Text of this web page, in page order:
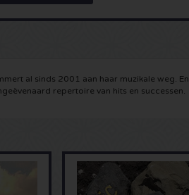
al sinds 2001 aan haar muzikale weg. En
repertoire van hits en successen.